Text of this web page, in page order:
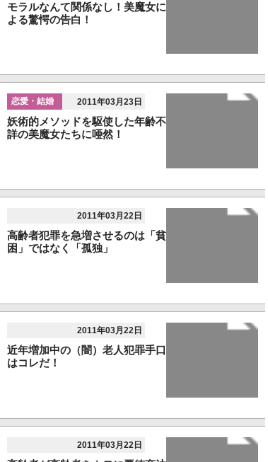
モラルなんて関係なし！美魔女に
よる驚愕の告白！
恋愛・結婚 2011年03月23日
妖術的メソッドを駆使した年齢不
詳の美魔女たちに唖然！
2011年03月22日
高齢者犯罪を急増させるのは「貧
困」ではなく「孤独」
2011年03月22日
近年増加中の（闇）老人犯罪手口
はコレだ！
2011年03月22日